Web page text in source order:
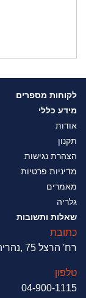
לקוחות מספרים
מידע כללי
אודות
תקנון
הצהרת נגישות
מדיניות פרטיות
מאמרים
גלריה
שאלות ותשובות
כתובת
רח' הרצל 75 ,נהריה
טלפון
04-900-1115